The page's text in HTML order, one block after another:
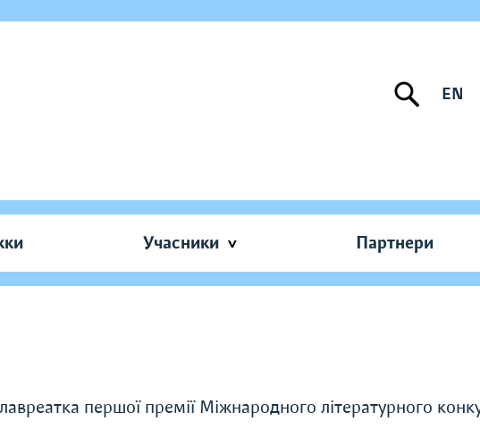
EN
Учасники Партнери
першої премії Міжнародного літературного